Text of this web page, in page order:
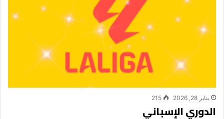
يناير 28, 2026 215
الدوري الإسباني